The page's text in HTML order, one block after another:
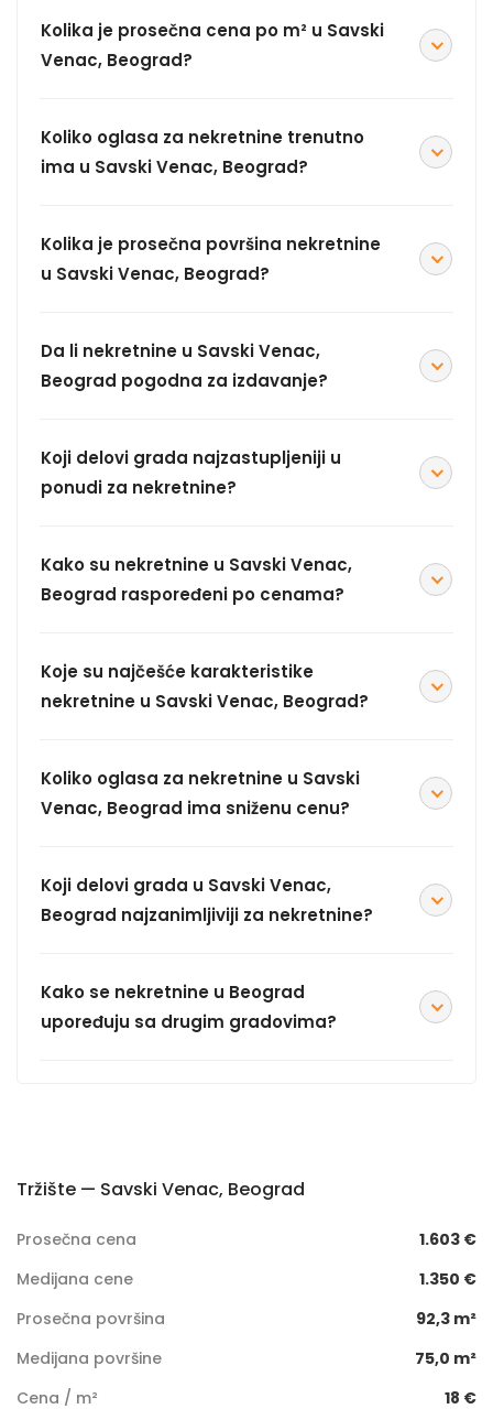
Kolika je prosečna cena po m² u Savski
Venac, Beograd?
Koliko oglasa za nekretnine trenutno
ima u Savski Venac, Beograd?
Kolika je prosečna površina nekretnine
u Savski Venac, Beograd?
Da li nekretnine u Savski Venac,
Beograd pogodna za izdavanje?
Koji delovi grada najzastupljeniji u
ponudi za nekretnine?
Kako su nekretnine u Savski Venac,
Beograd raspoređeni po cenama?
Koje su najčešće karakteristike
nekretnine u Savski Venac, Beograd?
Koliko oglasa za nekretnine u Savski
Venac, Beograd ima sniženu cenu?
Koji delovi grada u Savski Venac,
Beograd najzanimljiviji za nekretnine?
Kako se nekretnine u Beograd
upoređuju sa drugim gradovima?
Tržište — Savski Venac, Beograd
Prosečna cena
1.603 €
Medijana cene
1.350 €
Prosečna površina
92,3 m²
Medijana površine
75,0 m²
Cena / m²
18 €